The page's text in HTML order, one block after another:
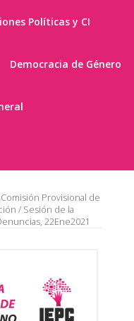
Políticas y CI
Democracia de Género
Provisional de
/ Sesión de la
22Ene2021